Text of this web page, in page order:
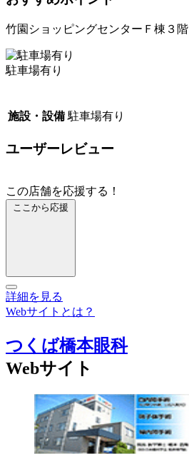
竹園ショッピングセンターＦ棟３階
駐車場有り
施設・設備 駐車場有り
ユーザーレビュー
この店舗を応援する！
ここから応援
詳細を見る
Webサイトとは？
つくば橋本眼科
Webサイト